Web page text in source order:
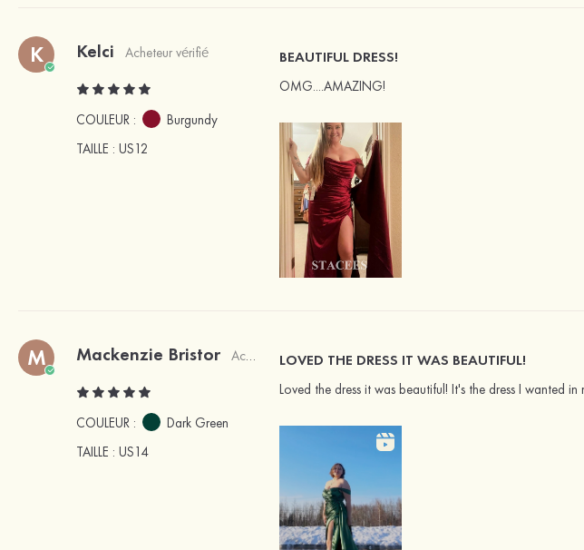
K Kelci Acheteur vérifié
COULEUR :
Burgundy
TAILLE : US12
BEAUTIFUL DRESS!
OMG....AMAZING!
M Mackenzie Bristor Acheteur vérifié
COULEUR :
Dark Green
TAILLE : US14
LOVED THE DRESS IT WAS BEAUTIFUL!
Loved the dress it was beautiful! It's the dress I wanted